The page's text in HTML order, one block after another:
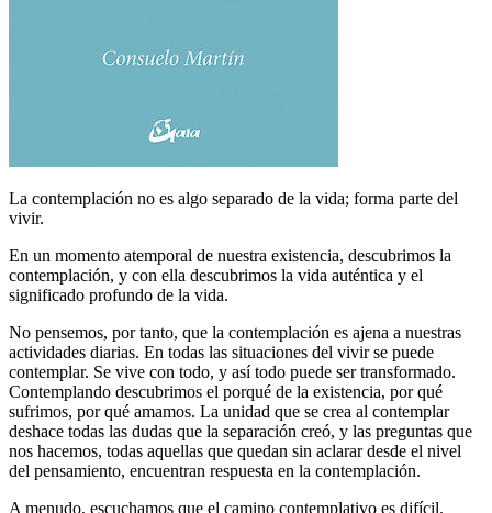
La contemplación no es algo separado de la vida; forma parte del
vivir.
En un momento atemporal de nuestra existencia, descubrimos la
contemplación, y con ella descubrimos la vida auténtica y el
significado profundo de la vida.
No pensemos, por tanto, que la contemplación es ajena a nuestras
actividades diarias. En todas las situaciones del vivir se puede
contemplar. Se vive con todo, y así todo puede ser transformado.
Contemplando descubrimos el porqué de la existencia, por qué
sufrimos, por qué amamos. La unidad que se crea al contemplar
deshace todas las dudas que la separación creó, y las preguntas que
nos hacemos, todas aquellas que quedan sin aclarar desde el nivel
del pensamiento, encuentran respuesta en la contemplación.
A menudo, escuchamos que el camino contemplativo es difícil.